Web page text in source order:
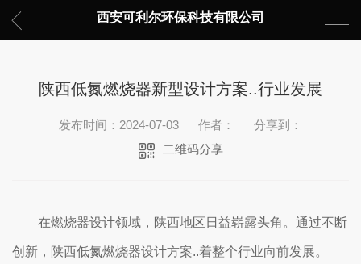
西安可利尔环保科技有限公司
陕西低氮燃烧器新型设计方案..行业发展
发布时间：2024-07-03 作者：
分享到：
二维码分享
在燃烧器设计领域，陕西地区日益崭露头角。通过不断
创新，陕西低氮燃烧器设计方案..着整个行业向前发展。